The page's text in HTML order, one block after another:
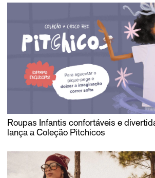
Roupas Infantis confortáveis e
lança a Coleção Pitchicos